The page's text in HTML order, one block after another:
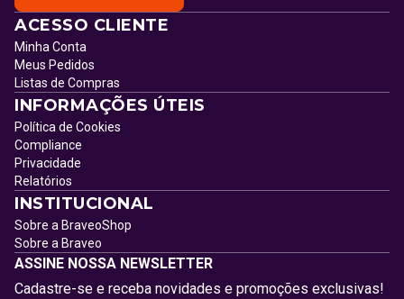
ACESSO CLIENTE
Minha Conta
Meus Pedidos
Listas de Compras
INFORMAÇÕES ÚTEIS
Política de Cookies
Compliance
Privacidade
Relatórios
INSTITUCIONAL
Sobre a BraveoShop
Sobre a Braveo
ASSINE NOSSA NEWSLETTER
Cadastre-se e receba novidades e promoções exclusivas!